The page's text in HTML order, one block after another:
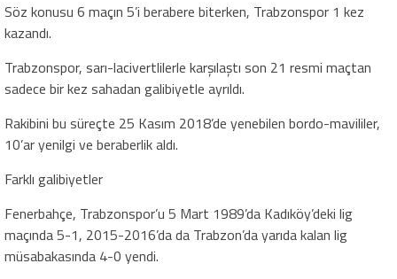
Söz konusu 6 maçın 5’i berabere biterken, Trabzonspor 1 kez
kazandı.
Trabzonspor, sarı-lacivertlilerle karşılaştı son 21 resmi maçtan
sadece bir kez sahadan galibiyetle ayrıldı.
Rakibini bu süreçte 25 Kasım 2018’de yenebilen bordo-mavililer,
10’ar yenilgi ve beraberlik aldı.
Farklı galibiyetler
Fenerbahçe, Trabzonspor’u 5 Mart 1989’da Kadıköy’deki lig
maçında 5-1, 2015-2016’da da Trabzon’da yarıda kalan lig
müsabakasında 4-0 yendi.